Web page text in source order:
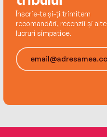
Înscrie-te și-ți trimitem
recomandări, recenzii și alte
lucruri simpatice.